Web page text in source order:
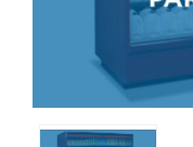
Selecting